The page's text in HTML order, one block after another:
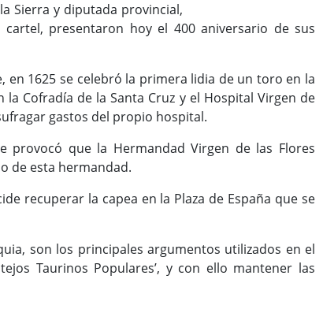
Sierra y diputada provincial,
cartel, presentaron hoy el 400 aniversario de sus
en 1625 se celebró la primera lidia de un toro en la
la Cofradía de la Santa Cruz y el Hospital Virgen de
gastos del propio hospital.
provocó que la Hermandad Virgen de las Flores
de esta hermandad.
recuperar la capea en la Plaza de España que se
son los principales argumentos utilizados en el
Taurinos Populares’, y con ello mantener las